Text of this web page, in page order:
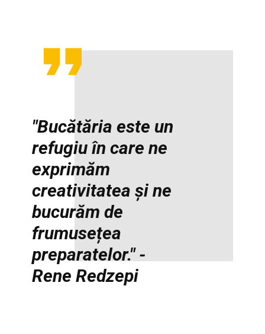
"Bucătăria este un
refugiu în care ne
exprimăm
creativitatea și ne
bucurăm de
frumusețea
preparatelor." -
Rene Redzepi